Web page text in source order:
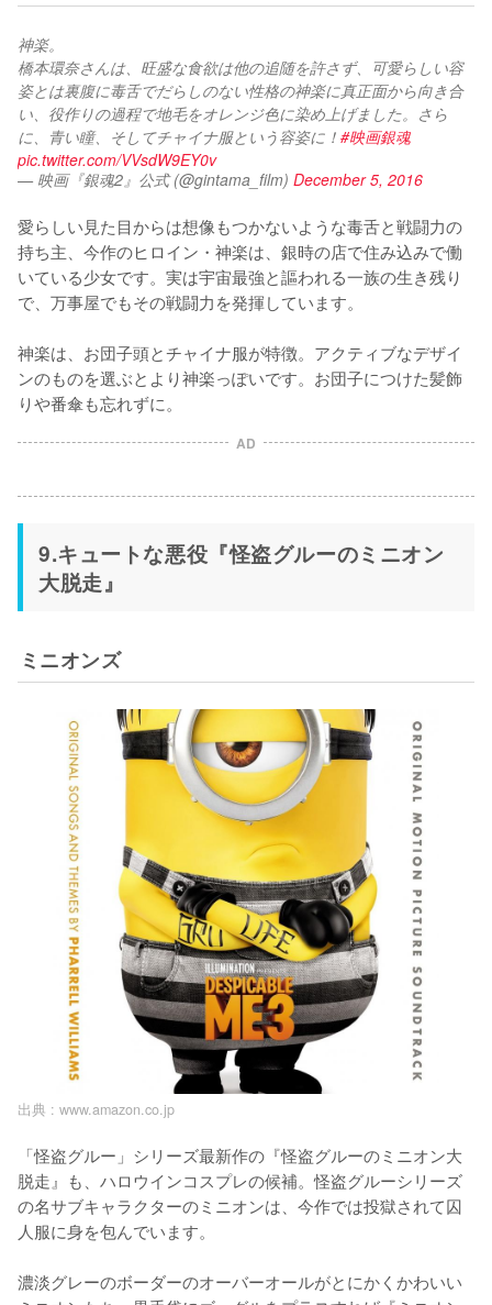
神楽。
橋本環奈さんは、旺盛な食欲は他の追随を許さず、可愛らしい容
姿とは裏腹に毒舌でだらしのない性格の神楽に真正面から向き合
い、役作りの過程で地毛をオレンジ色に染め上げました。さら
に、青い瞳、そしてチャイナ服という容姿に！ #映画銀魂
pic.twitter.com/VVsdW9EY0v
— 映画『銀魂2』公式 (@gintama_film) December 5, 2016
愛らしい見た目からは想像もつかないような毒舌と戦闘力の
持ち主、今作のヒロイン・神楽は、銀時の店で住み込みで働
いている少女です。実は宇宙最強と謳われる一族の生き残り
で、万事屋でもその戦闘力を発揮しています。
神楽は、お団子頭とチャイナ服が特徴。アクティブなデザイ
ンのものを選ぶとより神楽っぽいです。お団子につけた髪飾
りや番傘も忘れずに。
AD
9.キュートな悪役『怪盗グルーのミニオン
大脱走』
ミニオンズ
出典 : www.amazon.co.jp
「怪盗グルー」シリーズ最新作の『怪盗グルーのミニオン大
脱走』も、ハロウインコスプレの候補。怪盗グルーシリーズ
の名サブキャラクターのミニオンは、今作では投獄されて囚
人服に身を包んでいます。
濃淡グレーのボーダーのオーバーオールがとにかくかわいい